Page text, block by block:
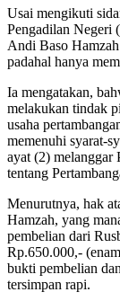
Usai mengikuti
Pengadilan Negeri
Andi Baso
padahal hanya
Ia mengatakan,
melakukan tindak
usaha
memenuhi syarat-
ayat (2) melanggar
tentang
Menurutnya, hak
Hamzah, yang
pembelian dari
Rp.650.000,-
bukti pembelian
tersimpan rapi.